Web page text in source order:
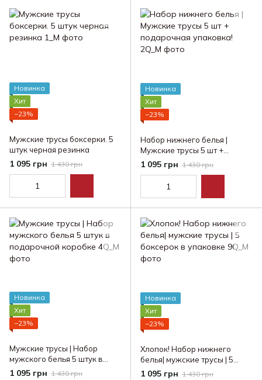
Новинка
Хит
−23%
Мужские трусы боксерки. 5
штук черная резинка
1 095 грн 1 430 грн
Новинка
Хит
−23%
Набор нижнего белья |
Мужские трусы 5 шт +
подарочная упаковка!
1 095 грн 1 430 грн
Новинка
Хит
−23%
Мужские трусы | Набор
мужского белья 5 штук в
подарочной коробке
1 095 грн 1 430 грн
Новинка
Хит
−23%
Хлопок! Набор нижнего
белья| мужские трусы | 5
боксерок в упаковке
1 095 грн 1 430 грн